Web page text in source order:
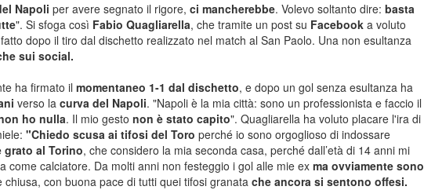
Napoli per avere segnato il rigore, ci mancherebbe. Volevo soltanto dire: basta
". Si sfoga così Fabio Quagliarella, che tramite un post su Facebook a voluto
dopo il tiro dal dischetto realizzato nel match al San Paolo. Una non esultanza
sui social.
ha firmato il momentaneo 1-1 dal dischetto, e dopo un gol senza esultanza ha
verso la curva del Napoli. "Napoli è la mia città: sono un professionista e faccio il
ho nulla. Il mio gesto non è stato capito". Quagliarella ha voluto placare l'ira di
"Chiedo scusa ai tifosi del Toro perché io sono orgoglioso di indossare
grato al Torino, che considero la mia seconda casa, perché dall’età di 14 anni mi
come calciatore. Da molti anni non festeggio i gol alle mie ex ma ovviamente sono
chiusa, con buona pace di tutti quei tifosi granata che ancora si sentono offesi.